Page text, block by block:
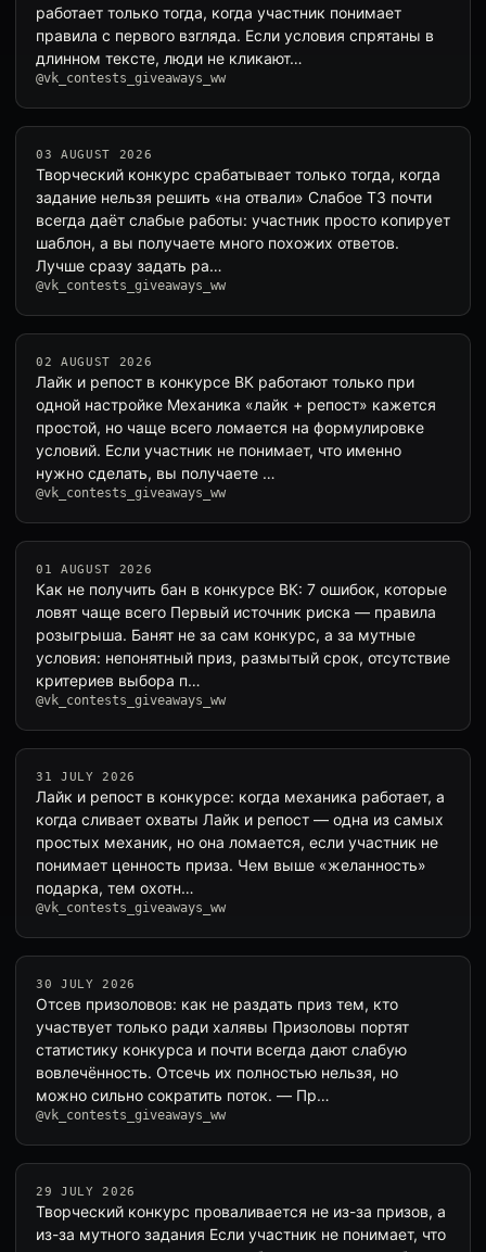
работает только тогда, когда участник понимает
правила с первого взгляда. Если условия спрятаны в
длинном тексте, люди не кликают…
@vk_contests_giveaways_ww
03 AUGUST 2026
Творческий конкурс срабатывает только тогда, когда
задание нельзя решить «на отвали» Слабое ТЗ почти
всегда даёт слабые работы: участник просто копирует
шаблон, а вы получаете много похожих ответов.
Лучше сразу задать ра…
@vk_contests_giveaways_ww
02 AUGUST 2026
Лайк и репост в конкурсе ВК работают только при
одной настройке Механика «лайк + репост» кажется
простой, но чаще всего ломается на формулировке
условий. Если участник не понимает, что именно
нужно сделать, вы получаете …
@vk_contests_giveaways_ww
01 AUGUST 2026
Как не получить бан в конкурсе ВК: 7 ошибок, которые
ловят чаще всего Первый источник риска — правила
розыгрыша. Банят не за сам конкурс, а за мутные
условия: непонятный приз, размытый срок, отсутствие
критериев выбора п…
@vk_contests_giveaways_ww
31 JULY 2026
Лайк и репост в конкурсе: когда механика работает, а
когда сливает охваты Лайк и репост — одна из самых
простых механик, но она ломается, если участник не
понимает ценность приза. Чем выше «желанность»
подарка, тем охотн…
@vk_contests_giveaways_ww
30 JULY 2026
Отсев призоловов: как не раздать приз тем, кто
участвует только ради халявы Призоловы портят
статистику конкурса и почти всегда дают слабую
вовлечённость. Отсечь их полностью нельзя, но
можно сильно сократить поток. — Пр…
@vk_contests_giveaways_ww
29 JULY 2026
Творческий конкурс проваливается не из-за призов, а
из-за мутного задания Если участник не понимает, что